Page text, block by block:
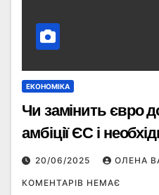
ЕКОНОМІКА
Чи замінить євро
амбіції ЄС і
20/06/2025 ОЛЕНА
КОМЕНТАРІВ НЕМАЄ